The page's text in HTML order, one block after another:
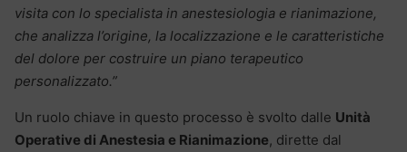
visita con lo specialista in anestesiologia e rianimazione,
che analizza l’origine, la localizzazione e le caratteristiche
del dolore per costruire un piano terapeutico
personalizzato.”
Un ruolo chiave in questo processo è svolto dalle Unità
Operative di Anestesia e Rianimazione, dirette dal